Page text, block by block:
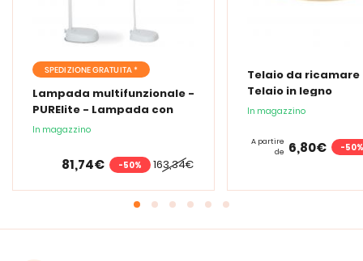
SPEDIZIONE GRATUITA *
Lampada multifunzionale -
PURElite - Lampada con
lente d'ingrandimento
In magazzino
163,34€
81,74€ -50%
Telaio da ricamare
Telaio in legno
In magazzino
A partire
de 6,80€ -50%